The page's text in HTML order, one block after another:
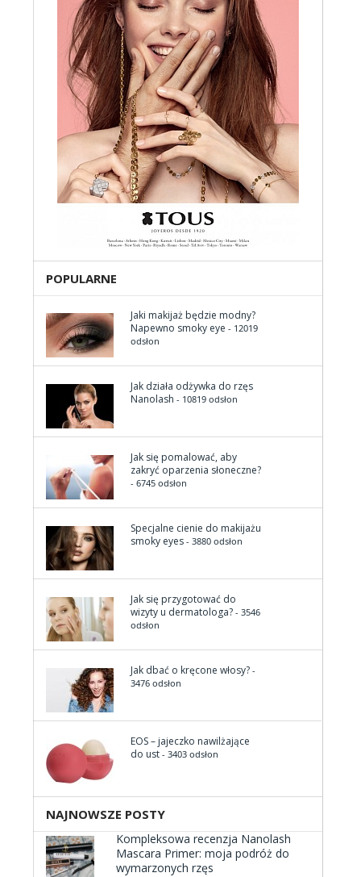
POPULARNE
Jaki makijaż będzie modny?
Napewno smoky eye - 12019
odsłon
Jak działa odżywka do rzęs
Nanolash - 10819 odsłon
Jak się pomalować, aby
zakryć oparzenia słoneczne?
- 6745 odsłon
Specjalne cienie do makijażu
smoky eyes - 3880 odsłon
Jak się przygotować do
wizyty u dermatologa? - 3546
odsłon
Jak dbać o kręcone włosy? -
3476 odsłon
EOS – jajeczko nawilżające
do ust - 3403 odsłon
NAJNOWSZE POSTY
Kompleksowa recenzja Nanolash
Mascara Primer: moja podróż do
wymarzonych rzęs